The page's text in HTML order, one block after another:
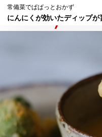
常備菜でぱぱっとおかず